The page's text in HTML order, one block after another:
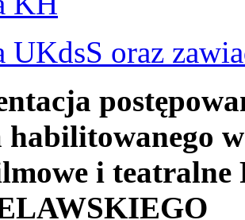
UKdsS oraz
i teatralne